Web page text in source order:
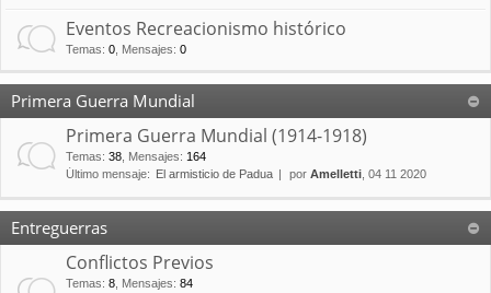
Eventos Recreacionismo histórico
Temas: 0 Mensajes: 0
Primera Guerra Mundial
Primera Guerra Mundial (1914-1918)
Temas: 38 Mensajes: 164
Último mensaje:
El armisticio de Padua por Amelletti , 04 11 2020
Entreguerras
Conflictos Previos
Temas: 8 Mensajes: 84